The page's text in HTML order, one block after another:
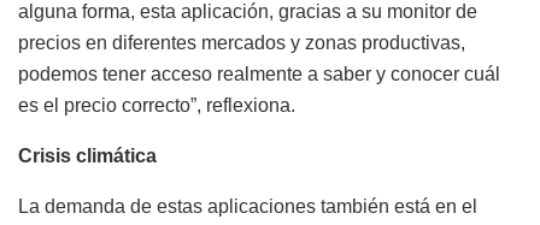
alguna forma, esta aplicación, gracias a su monitor de
precios en diferentes mercados y zonas productivas,
podemos tener acceso realmente a saber y conocer cuál
es el precio correcto”, reflexiona.
Crisis climática
La demanda de estas aplicaciones también está en el